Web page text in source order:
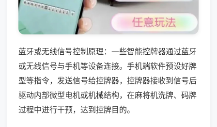
蓝牙或无线信号控制原理：一些智能控牌器通过蓝牙
或无线信号与手机等设备连接。手机端软件预设好牌
型等指令，发送信号给控牌器，控牌器接收到信号后
驱动内部微型电机或机械结构，在麻将机洗牌、码牌
过程中进行干预，达到控牌目的。